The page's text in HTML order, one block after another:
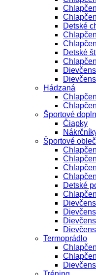
Detské
Detské
Hádzaná
Športové
Čiapky
Športové
Detské
Termoprádlo